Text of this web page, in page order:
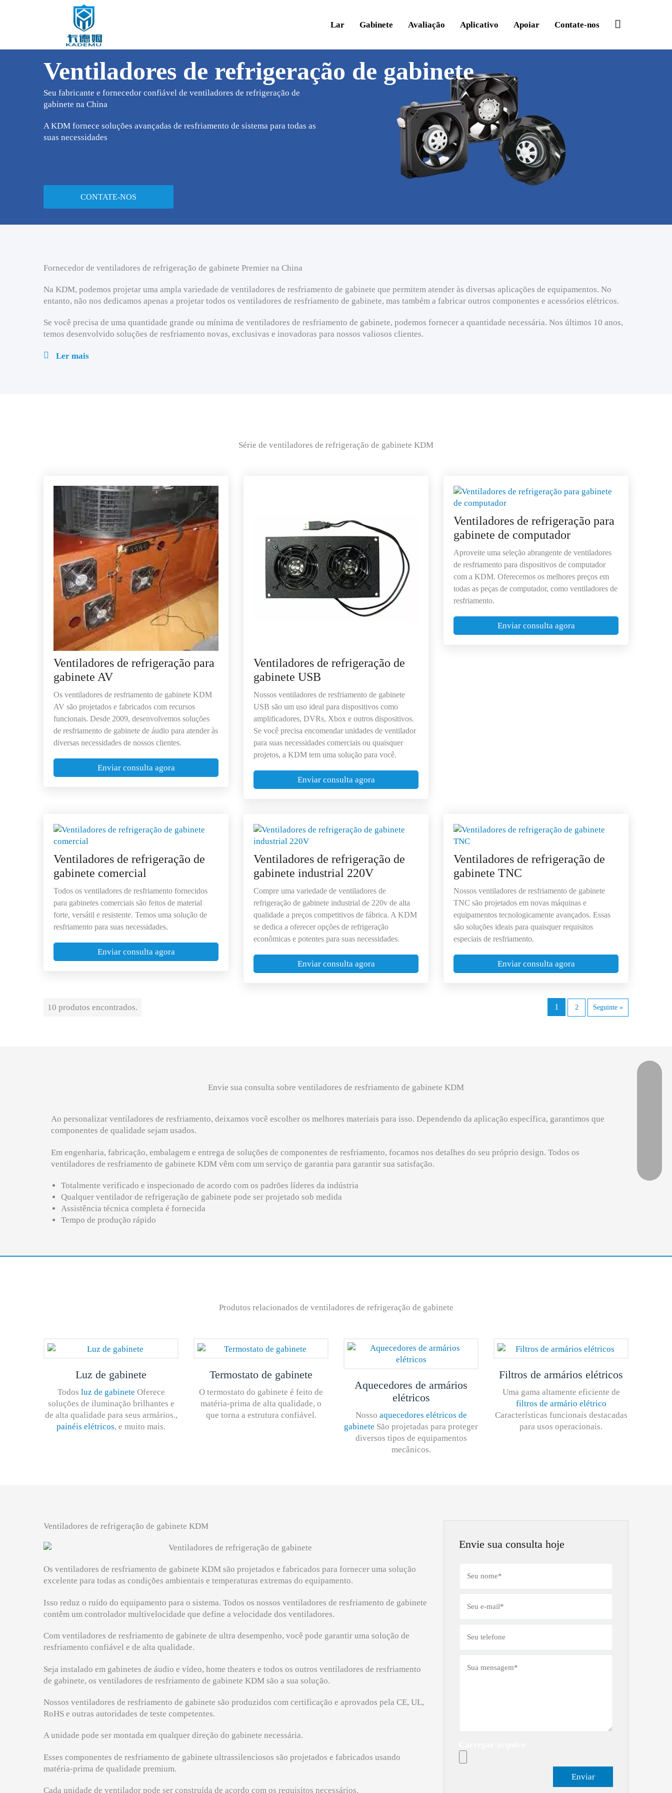
Lar Gabinete Avaliação Aplicativo Apoiar Contate-nos Procurar
Ventiladores de refrigeração de gabinete
Seu fabricante e fornecedor confiável de ventiladores de refrigeração de
gabinete na China
A KDM fornece soluções avançadas de resfriamento de sistema para todas as
suas necessidades
CONTATE-NOS
Fornecedor de ventiladores de refrigeração de gabinete Premier na China
Na KDM, podemos projetar uma ampla variedade de ventiladores de resfriamento de gabinete que permitem atender às diversas aplicações de equipamentos. No
entanto, não nos dedicamos apenas a projetar todos os ventiladores de resfriamento de gabinete, mas também a fabricar outros componentes e acessórios elétricos.
Se você precisa de uma quantidade grande ou mínima de ventiladores de resfriamento de gabinete, podemos fornecer a quantidade necessária. Nos últimos 10 anos,
temos desenvolvido soluções de resfriamento novas, exclusivas e inovadoras para nossos valiosos clientes.
Ler mais
Série de ventiladores de refrigeração de gabinete KDM
Ventiladores de refrigeração para
gabinete AV
Os ventiladores de resfriamento de gabinete KDM
AV são projetados e fabricados com recursos
funcionais. Desde 2009, desenvolvemos soluções
de resfriamento de gabinete de áudio para atender às
diversas necessidades de nossos clientes.
Enviar consulta agora
Ventiladores de refrigeração de
gabinete USB
Nossos ventiladores de resfriamento de gabinete
USB são um uso ideal para dispositivos como
amplificadores, DVRs, Xbox e outros dispositivos.
Se você precisa encomendar unidades de ventilador
para suas necessidades comerciais ou quaisquer
projetos, a KDM tem uma solução para você.
Enviar consulta agora
Ventiladores de refrigeração para
gabinete de computador
Aproveite uma seleção abrangente de ventiladores
de resfriamento para dispositivos de computador
com a KDM. Oferecemos os melhores preços em
todas as peças de computador, como ventiladores de
resfriamento.
Enviar consulta agora
Ventiladores de refrigeração de
gabinete comercial
Todos os ventiladores de resfriamento fornecidos
para gabinetes comerciais são feitos de material
forte, versátil e resistente. Temos uma solução de
resfriamento para suas necessidades.
Enviar consulta agora
Ventiladores de refrigeração de
gabinete industrial 220V
Compre uma variedade de ventiladores de
refrigeração de gabinete industrial de 220v de alta
qualidade a preços competitivos de fábrica. A KDM
se dedica a oferecer opções de refrigeração
econômicas e potentes para suas necessidades.
Enviar consulta agora
Ventiladores de refrigeração de
gabinete TNC
Nossos ventiladores de resfriamento de gabinete
TNC são projetados em novas máquinas e
equipamentos tecnologicamente avançados. Essas
são soluções ideais para quaisquer requisitos
especiais de resfriamento.
Enviar consulta agora
10 produtos encontrados. 1 2 Seguinte »
Envie sua consulta sobre ventiladores de resfriamento de gabinete KDM
Ao personalizar ventiladores de resfriamento, deixamos você escolher os melhores materiais para isso. Dependendo da aplicação específica, garantimos que
componentes de qualidade sejam usados.
Em engenharia, fabricação, embalagem e entrega de soluções de componentes de resfriamento, focamos nos detalhes do seu próprio design. Todos os
ventiladores de resfriamento de gabinete KDM vêm com um serviço de garantia para garantir sua satisfação.
Totalmente verificado e inspecionado de acordo com os padrões líderes da indústria
Qualquer ventilador de refrigeração de gabinete pode ser projetado sob medida
Assistência técnica completa é fornecida
Tempo de produção rápido
Produtos relacionados de ventiladores de refrigeração de gabinete
Luz de gabinete
Todos luz de gabinete Oferece
soluções de iluminação brilhantes e
de alta qualidade para seus armários.,
painéis elétricos, e muito mais.
Termostato de gabinete
O termostato do gabinete é feito de
matéria-prima de alta qualidade, o
que torna a estrutura confiável.
Aquecedores de armários
elétricos
Nosso aquecedores elétricos de
gabinete São projetadas para proteger
diversos tipos de equipamentos
mecânicos.
Filtros de armários elétricos
Uma gama altamente eficiente de
filtros de armário elétrico
Características funcionais destacadas
para usos operacionais.
Ventiladores de refrigeração de gabinete KDM
Os ventiladores de resfriamento de gabinete KDM são projetados e fabricados para fornecer uma solução
excelente para todas as condições ambientais e temperaturas extremas do equipamento.
Isso reduz o ruído do equipamento para o sistema. Todos os nossos ventiladores de resfriamento de gabinete
contêm um controlador multivelocidade que define a velocidade dos ventiladores.
Com ventiladores de resfriamento de gabinete de ultra desempenho, você pode garantir uma solução de
resfriamento confiável e de alta qualidade.
Seja instalado em gabinetes de áudio e vídeo, home theaters e todos os outros ventiladores de resfriamento
de gabinete, os ventiladores de resfriamento de gabinete KDM são a sua solução.
Nossos ventiladores de resfriamento de gabinete são produzidos com certificação e aprovados pela CE, UL,
RoHS e outras autoridades de teste competentes.
A unidade pode ser montada em qualquer direção do gabinete necessária.
Esses componentes de resfriamento de gabinete ultrassilenciosos são projetados e fabricados usando
matéria-prima de qualidade premium.
Cada unidade de ventilador pode ser construída de acordo com os requisitos necessários.
Envie sua consulta hoje